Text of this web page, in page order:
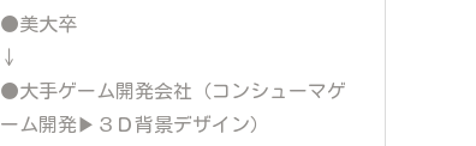
●美大卒
↓
●大手ゲーム開発会社（コンシューマゲ
ーム開発▶３Ｄ背景デザイン）